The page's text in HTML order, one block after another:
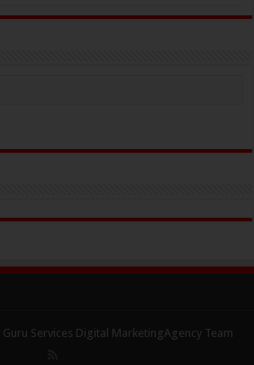
Services Digital MarketingAgency Team